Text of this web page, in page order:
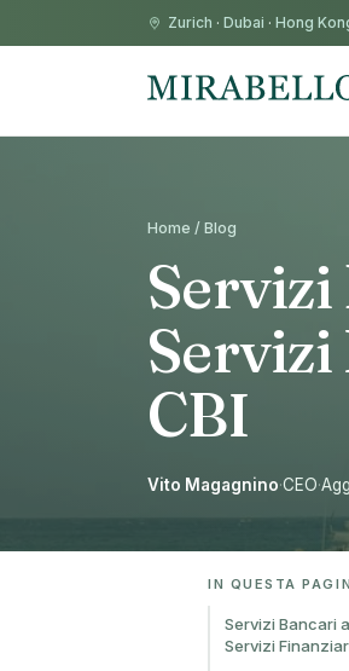
Zurich · Dubai · Hong
Home / Blog
Servizi
CBI
Vito Magagnino·CEO·
IN QUESTA
Servizi Bancari
Servizi